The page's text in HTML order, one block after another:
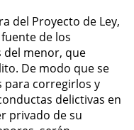
del Proyecto de Ley,
de los
menor, que
De modo que se
para corregirlos y
delictivas en
privado de su